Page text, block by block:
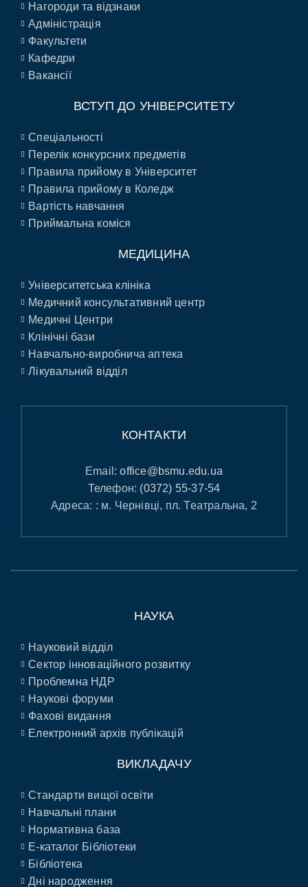
Нагороди та відзнаки
Адміністрація
Факультети
Кафедри
Вакансії
ВСТУП ДО УНІВЕРСИТЕТУ
Спеціальності
Перелік конкурсних предметів
Правила прийому в Університет
Правила прийому в Коледж
Вартість навчання
Приймальна коміся
МЕДИЦИНА
Університетська клініка
Медичний консультативний центр
Медичні Центри
Клінічні бази
Навчально-виробнича аптека
Лікувальний відділ
КОНТАКТИ
Email:office@bsmu.edu.ua
Телефон: (0372) 55-37-54
Адреса: : м. Чернівці, пл. Театральна, 2
НАУКА
Науковий відділ
Сектор інноваційного розвитку
Проблемна НДР
Наукові форуми
Фахові видання
Електронний архів публікацій
ВИКЛАДАЧУ
Стандарти вищої освіти
Навчальні плани
Нормативна база
E-каталог Бібліотеки
Бібліотека
Дні народження